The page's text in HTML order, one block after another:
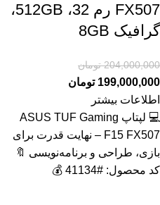
FX507 رم 32، 512GB،
گرافیک 8GB
204,000,000 تومان
199,000,000 تومان
اطلاعات بیشتر
💻 لپتاپ ASUS TUF Gaming
F15 FX507 – نهایت قدرت برای
بازی، طراحی و برنامه‌نویسی 🔖
کد محصول: #41134 💰